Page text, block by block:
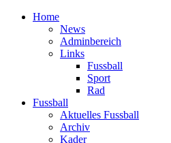
Home
News
Adminbereich
Links
Fussball
Sport
Rad
Fussball
Aktuelles Fussball
Archiv
Kader